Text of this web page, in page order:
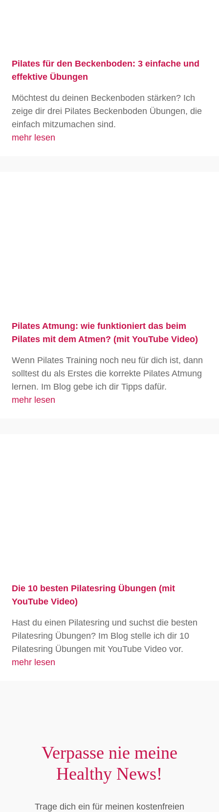
Pilates für den Beckenboden: 3 einfache und
effektive Übungen
Möchtest du deinen Beckenboden stärken? Ich
zeige dir drei Pilates Beckenboden Übungen, die
einfach mitzumachen sind.
mehr lesen
Pilates Atmung: wie funktioniert das beim
Pilates mit dem Atmen? (mit YouTube Video)
Wenn Pilates Training noch neu für dich ist, dann
solltest du als Erstes die korrekte Pilates Atmung
lernen. Im Blog gebe ich dir Tipps dafür.
mehr lesen
Die 10 besten Pilatesring Übungen (mit
YouTube Video)
Hast du einen Pilatesring und suchst die besten
Pilatesring Übungen? Im Blog stelle ich dir 10
Pilatesring Übungen mit YouTube Video vor.
mehr lesen
Verpasse nie meine
Healthy News!
Trage dich ein für meinen kostenfreien